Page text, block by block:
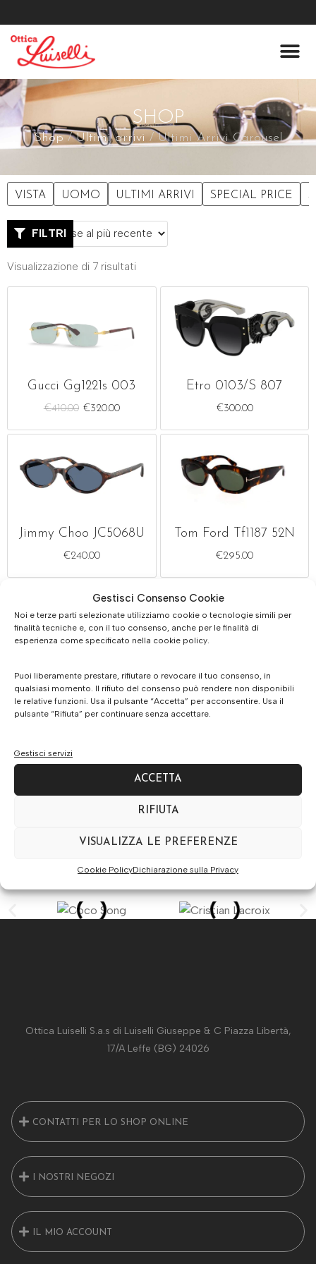
Gestisci Consenso Cookie
Noi e terze parti selezionate utilizziamo cookie o tecnologie simili per
finalità tecniche e, con il tuo consenso, anche per le finalità di
esperienza come specificato nella cookie policy.
Puoi liberamente prestare, rifiutare o revocare il tuo consenso, in
qualsiasi momento. Il rifiuto del consenso può rendere non disponibili
le relative funzioni. Usa il pulsante “Accetta” per acconsentire. Usa il
pulsante “Rifiuta” per continuare senza accettare.
Gestisci servizi
ACCETTA
RIFIUTA
VISUALIZZA LE PREFERENZE
Cookie PolicyDichiarazione sulla Privacy
SHOP
Shop/Ultimi arrivi/ Ultimi Arrivi Carousel
VISTA UOMO ULTIMI ARRIVI SPECIAL PRICE
FILTRI
Visualizzazione di 7 risultati
Gucci Gg1221s 003
€410.00 €320.00
Etro 0103/s 807
€300.00
Jimmy Choo JC5068U
€240.00
Tom Ford Tf1187 52N
€295.00
Gucci Gg 1968s 004
€450.00
UnSeen Switch
€158.00
Ottica Luiselli S.a.s di Luiselli Giuseppe & C Piazza Libertà,
17/A Leffe (BG) 24026
CONTATTI PER LO SHOP ONLINE
I NOSTRI NEGOZI
IL MIO ACCOUNT